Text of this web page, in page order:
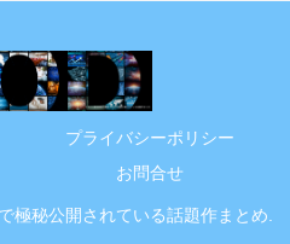
プライバシーポリシー
お問合せ
極秘公開されている話題作まとめ.